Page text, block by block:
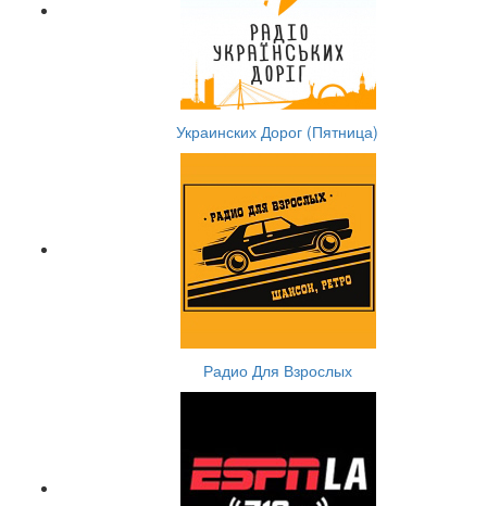
Украинских Дорог (Пятница)
Радио Для Взрослых